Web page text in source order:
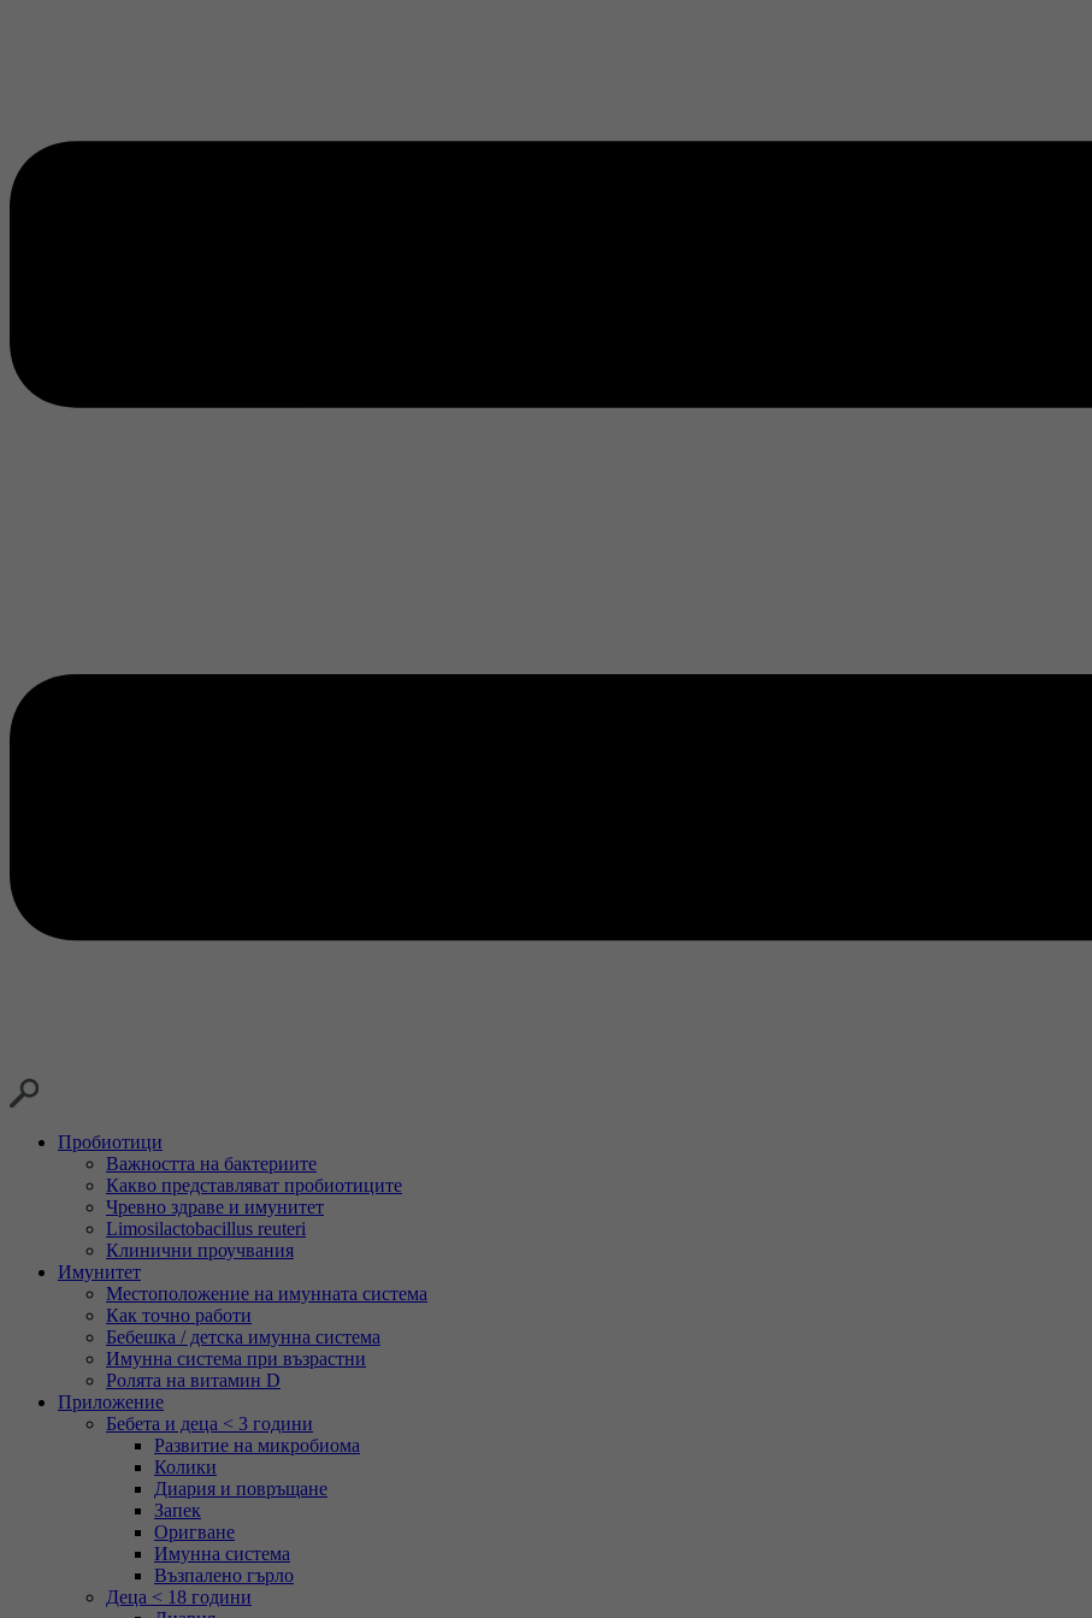
Пробиотици
Важността на бактериите
Какво представляват пробиотиците
Чревно здраве и имунитет
Limosilactobacillus reuteri
Клинични проучвания
Имунитет
Местоположение на имунната система
Как точно работи
Бебешка / детска имунна система
Имунна система при възрастни
Ролята на витамин D
Приложение
Бебета и деца < 3 години
Развитие на микробиома
Колики
Диария и повръщане
Запек
Оригване
Имунна система
Възпалено гърло
Деца < 18 години